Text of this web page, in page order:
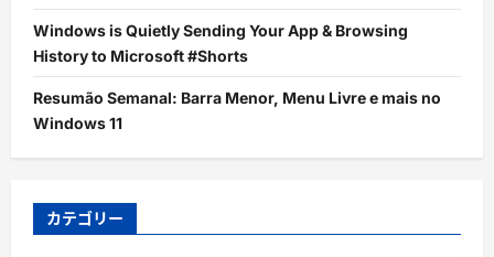
Windows is Quietly Sending Your App & Browsing
History to Microsoft #Shorts
Resumão Semanal: Barra Menor, Menu Livre e mais no
Windows 11
カテゴリー